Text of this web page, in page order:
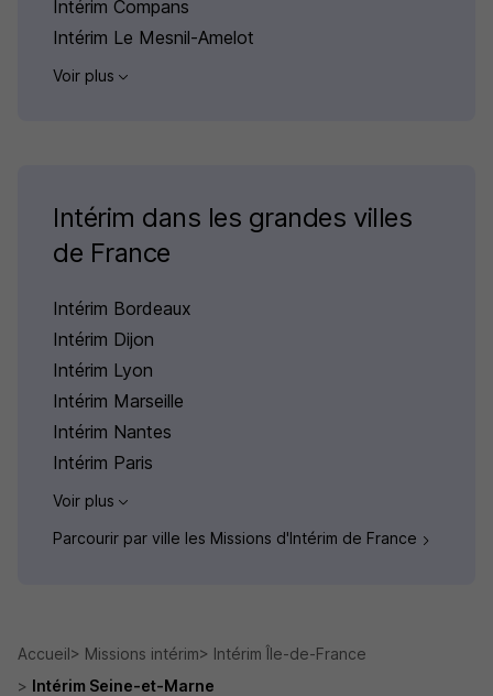
Intérim Compans
Intérim Le Mesnil-Amelot
Voir plus
Intérim dans les grandes villes
de France
Intérim Bordeaux
Intérim Dijon
Intérim Lyon
Intérim Marseille
Intérim Nantes
Intérim Paris
Voir plus
Parcourir par ville les Missions d'Intérim de France
Accueil Missions intérim
Intérim Île-de-France
Intérim Seine-et-Marne